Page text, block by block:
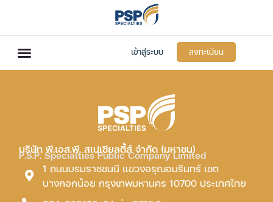
เข้าสู่ระบบ ลงทะเบียน
บริษัท พี.เอส.พี. สเปเชียลตี้ส์ จำกัด (มหาชน)
P.S.P. Specialties Public Company Limited
1 ถนนบรมราชชนนี แขวงอรุณอมรินทร์ เขต
บางกอกน้อย กรุงเทพมหานคร 10700 ประเทศไทย